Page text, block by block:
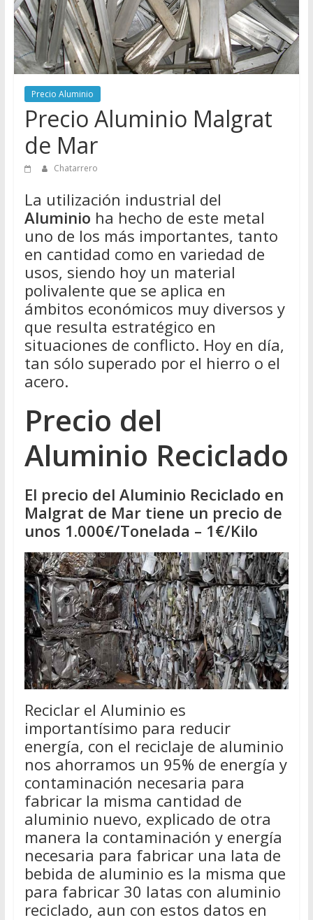
de
Chatarreros
para
vender
Chatarra
Precio Aluminio
Precio Aluminio Malgrat
de Mar
Chatarrero
La utilización industrial del
Aluminio ha hecho de este metal
uno de los más importantes, tanto
en cantidad como en variedad de
usos, siendo hoy un material
polivalente que se aplica en
ámbitos económicos muy diversos y
que resulta estratégico en
situaciones de conflicto. Hoy en día,
tan sólo superado por el hierro o el
acero.
Precio del
Aluminio Reciclado
El precio del Aluminio Reciclado en
Malgrat de Mar tiene un precio de
unos 1.000€/Tonelada – 1€/Kilo
Reciclar el Aluminio es
importantísimo para reducir
energía, con el reciclaje de aluminio
nos ahorramos un 95% de energía y
contaminación necesaria para
fabricar la misma cantidad de
aluminio nuevo, explicado de otra
manera la contaminación y energía
necesaria para fabricar una lata de
bebida de aluminio es la misma que
para fabricar 30 latas con aluminio
reciclado, aun con estos datos en